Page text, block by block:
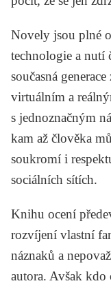
Novely jsou plné
technologie a nutí
současná
virtuálním a
s jednoznačným
kam až člověka
soukromí i
sociálních sítích.
Knihu ocení
rozvíjení vlastní
náznaků a
autora. Avšak kdo